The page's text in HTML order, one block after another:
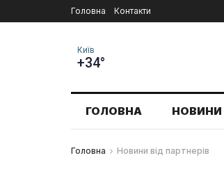
Головна Контакти
Київ
+34°
ГОЛОВНА НОВИНИ
Головна Новини від партнерів